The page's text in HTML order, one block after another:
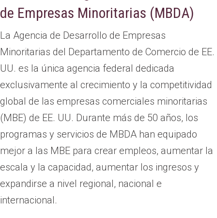
de Empresas Minoritarias (MBDA)
La Agencia de Desarrollo de Empresas
Minoritarias del Departamento de Comercio de EE.
UU. es la única agencia federal dedicada
exclusivamente al crecimiento y la competitividad
global de las empresas comerciales minoritarias
(MBE) de EE. UU. Durante más de 50 años, los
programas y servicios de MBDA han equipado
mejor a las MBE para crear empleos, aumentar la
escala y la capacidad, aumentar los ingresos y
expandirse a nivel regional, nacional e
internacional.